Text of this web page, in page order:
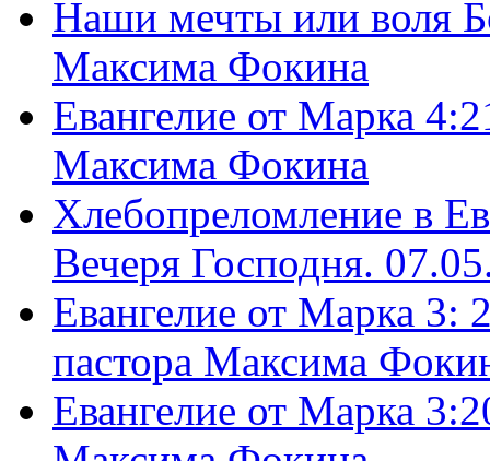
Наши мечты или воля
Максима Фокина
Евангелие от Марка
Максима Фокина
Хлебопреломление в
Вечеря Господня.
Евангелие от Марка 3:
пастора Максима
Евангелие от Марка